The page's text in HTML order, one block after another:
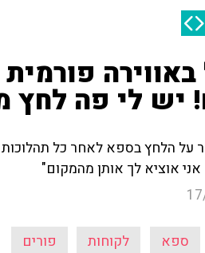
באווירה
יש לי פה לחץ
על הלחץ בספא לאחר כל תהלוכות
אוציא לך אותן מהמקום"
ספא לקוחות פורים